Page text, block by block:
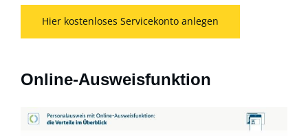
Hier kostenloses Servicekonto anlegen
Online-Ausweisfunktion